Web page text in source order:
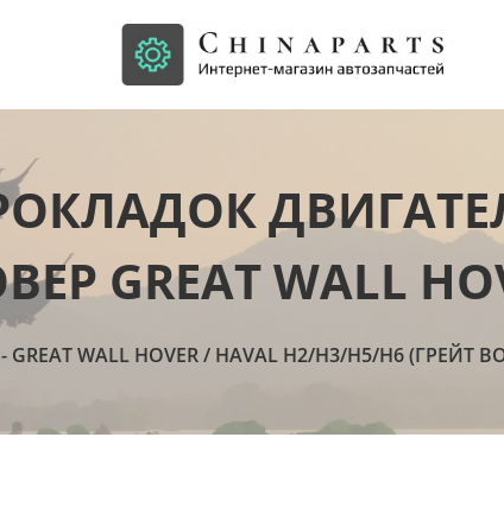
GREAT WALL
GREAT WALL HOVER / HAVAL H2/H3/Н5/Н6